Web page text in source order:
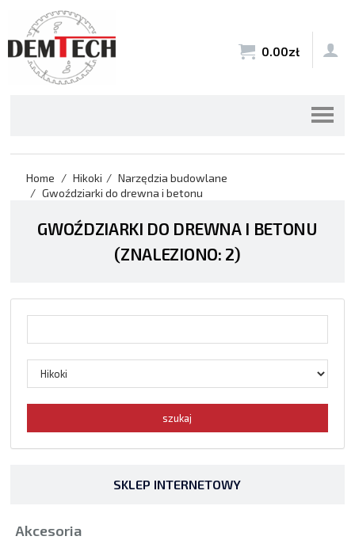
 0.00zł 
Home Hikoki
Narzędzia budowlane
Gwoździarki do drewna i betonu
GWOŹDZIARKI DO DREWNA I BETONU
(ZNALEZIONO: 2)
SKLEP INTERNETOWY
Akcesoria